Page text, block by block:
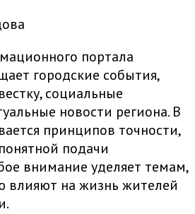
портала
городские события,
социальные
новости региона. В
принципов точности,
подачи
внимание уделяет темам,
влияют на жизнь жителей